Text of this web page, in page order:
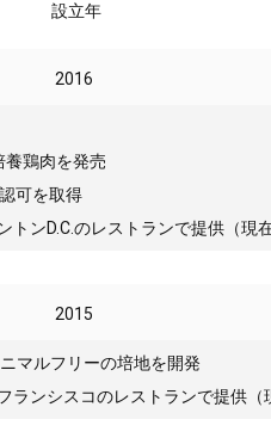
設立年
2016
鶏肉を発売
可を取得
ンD.C.のレストランで提供（現
2015
マルフリーの培地を開発
ンシスコのレストランで提供（